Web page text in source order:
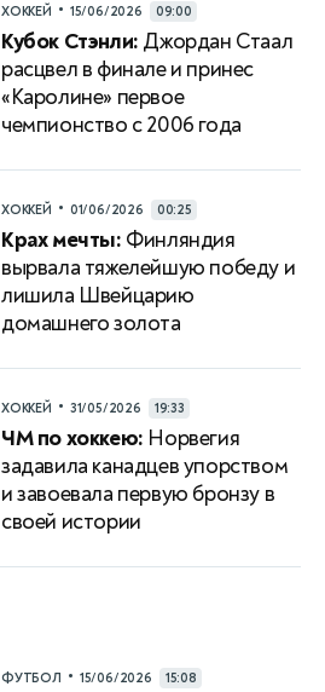
ХОККЕЙ • 15/06/2026 09:00
Кубок Стэнли: Джордан Стаал
расцвел в финале и принес
«Каролине» первое
чемпионство с 2006 года
ХОККЕЙ • 01/06/2026 00:25
Крах мечты: Финляндия
вырвала тяжелейшую победу и
лишила Швейцарию
домашнего золота
ХОККЕЙ • 31/05/2026 19:33
ЧМ по хоккею: Норвегия
задавила канадцев упорством
и завоевала первую бронзу в
своей истории
ФУТБОЛ • 15/06/2026 15:08